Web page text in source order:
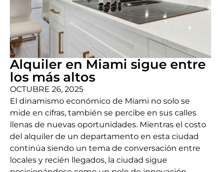
Alquiler en Miami sigue entre
los más altos
OCTUBRE 26, 2025
El dinamismo económico de Miami no solo se
mide en cifras, también se percibe en sus calles
llenas de nuevas oportunidades. Mientras el costo
del alquiler de un departamento en esta ciudad
continúa siendo un tema de conversación entre
locales y recién llegados, la ciudad sigue